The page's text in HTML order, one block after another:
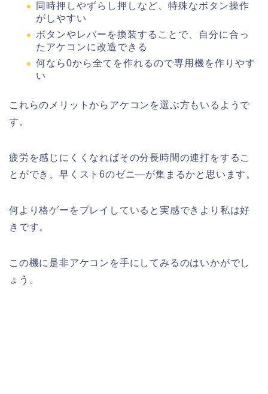
同時押しやずらし押しなど、特殊なボタン操作
がしやすい
ボタンやレバーを換装することで、自分に合っ
たアケコンに改造できる
何なら0から全てを作れるので専用機を作りやす
い
これらのメリットからアケコンを選ぶ方もいるようで
す。
疲労を感じにくくなればその分長時間の連打をするこ
とができ、早くスト6のゼニ―が集まるかと思います。
何より格ゲーをプレイしていると実感できより私は好
きです。
この機に是非アケコンを手にしてみるのはいかがでし
ょう。